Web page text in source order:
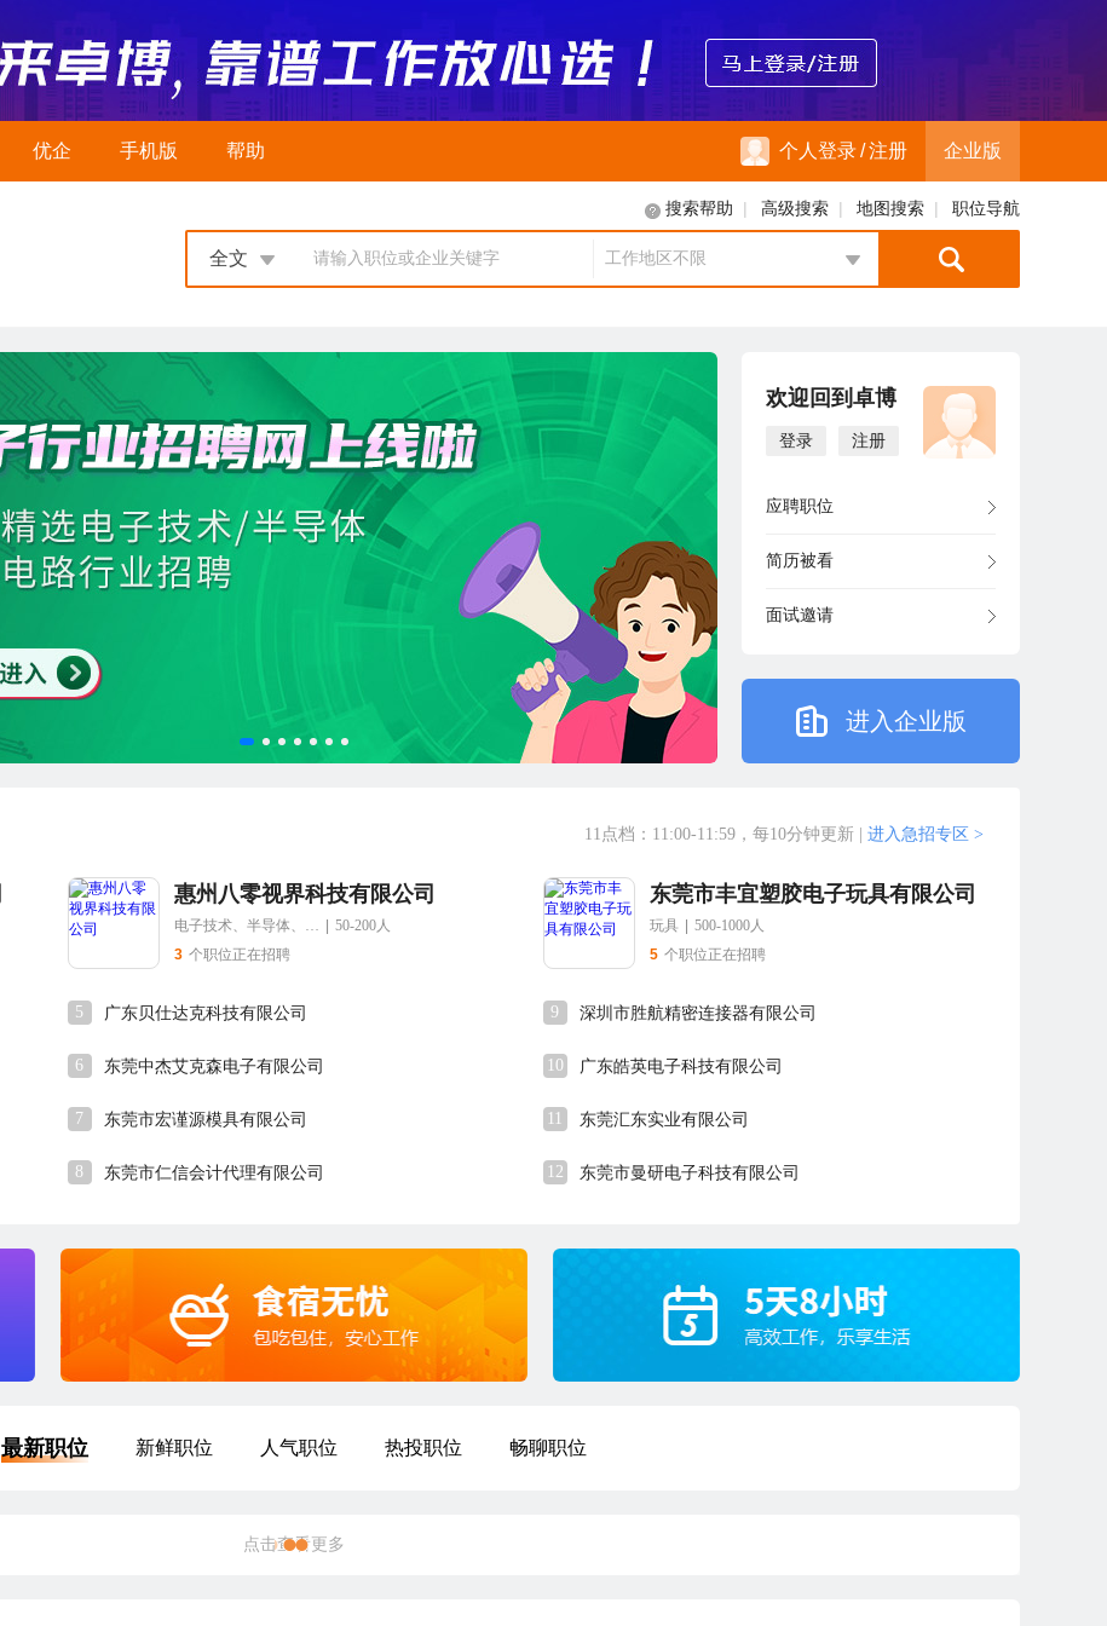
优企 手机版 帮助 个人登录/注册 企业版
搜索帮助 | 高级搜索 | 地图搜索 | 职位导航
请输入职位或企业关键字
全文 工作地区不限
欢迎回到卓博
登录 注册
应聘职位
简历被看
面试邀请
进入企业版
11点档：11:00-11:59，每10分钟更新 进入急招专区 >
惠州八零视界科技有限公司
电子技术、半导体、集成电路
50-200人
3 个职位正在招聘
东莞市丰宜塑胶电子玩具有限公司
玩具
500-1000人
5 个职位正在招聘
5 广东贝仕达克科技有限公司
6 东莞中杰艾克森电子有限公司
7 东莞市宏谨源模具有限公司
8 东莞市仁信会计代理有限公司
9 深圳市胜航精密连接器有限公司
10 广东皓英电子科技有限公司
11 东莞汇东实业有限公司
12 东莞市曼研电子科技有限公司
最新职位 新鲜职位 人气职位 热投职位 畅聊职位